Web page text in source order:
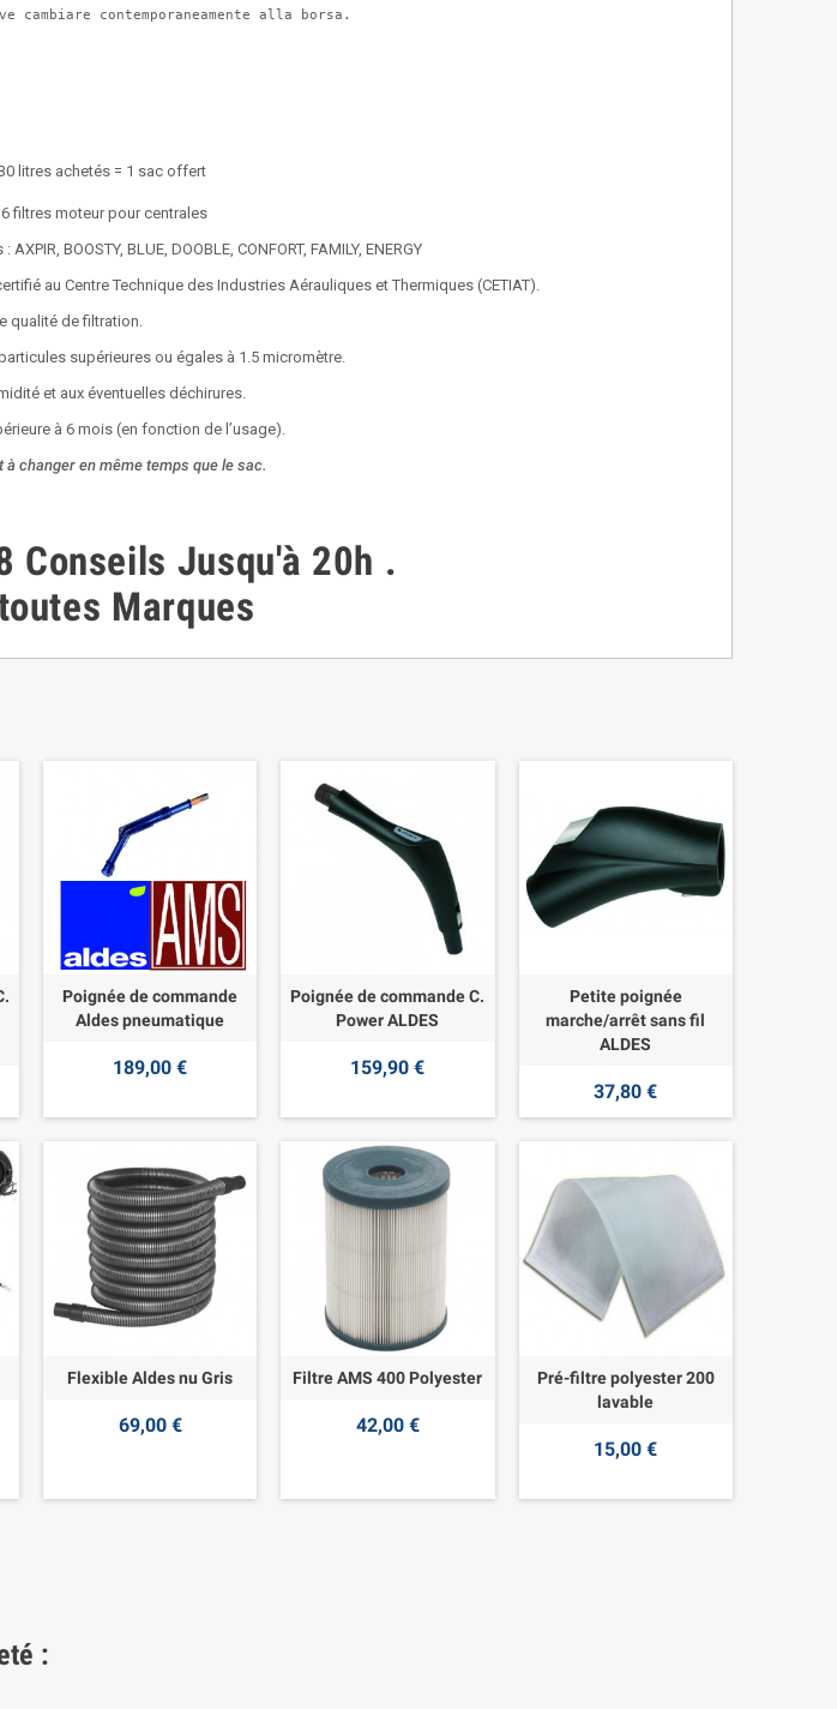
contemporaneamente alla borsa.
litres achetés = 1 sac offert
filtres moteur pour centrales
BOOSTY, BLUE, DOOBLE, CONFORT, FAMILY, ENERGY
au Centre Technique des Industries Aérauliques et Thermiques (CETIAT).
qualité de filtration.
supérieures ou égales à 1.5 micromètre.
et aux éventuelles déchirures.
à 6 mois (en fonction de l’usage).
changer en même temps que le sac.
Conseils Jusqu'à 20h .
Marques
Poignée de commande
Aldes pneumatique
189,00 €
Poignée de commande C.
Power ALDES
159,90 €
Petite poignée
marche/arrêt sans fil
ALDES
37,80 €
Flexible Aldes nu Gris
69,00 €
Filtre AMS 400 Polyester
42,00 €
Pré-filtre polyester 200
lavable
15,00 €
: